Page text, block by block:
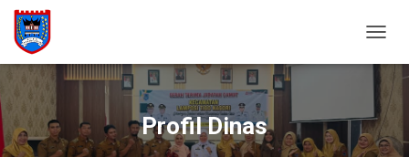
O
L
E
N
Profil Dinas